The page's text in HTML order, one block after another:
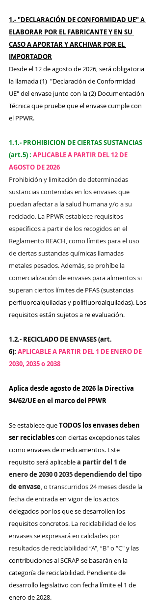
1.- "DECLARACIÓN DE CONFORMIDAD UE" A
ELABORAR POR EL FABRICANTE Y EN SU
CASO A APORTAR Y ARCHIVAR POR EL
IMPORTADOR
Desde el 12 de agosto de 2026, será obligatoria
la llamada (1)  "Declaración de Conformidad
UE" del envase junto con la (2) Documentación
Técnica que pruebe que el envase cumple con
el PPWR.
1.1.- PROHIBICION DE CIERTAS SUSTANCIAS
(art.5) : APLICABLE A PARTIR DEL 12 DE
AGOSTO DE 2026
Prohibición y limitación de determinadas
sustancias contenidas en los envases que
puedan afectar a la salud humana y/o a su
reciclado. La PPWR establece requisitos
específicos a partir de los recogidos en el
Reglamento REACH, como límites para el uso
de ciertas sustancias químicas llamadas
metales pesados. Además, se prohíbe la
comercialización de envases para alimentos si
superan ciertos límites de PFAS (sustancias
perfluoroalquiladas y polifluoroalquiladas). Los
requisitos están sujetos a re evaluación.
1.2.- RECICLADO DE ENVASES (art.
6): APLICABLE A PARTIR DEL 1 DE ENERO DE
2030, 2035 o 2038
Aplica desde agosto de 2026 la Directiva
94/62/UE en el marco del PPWR
Se establece que TODOS los envases deben
ser reciclables con ciertas excepciones tales
como envases de medicamentos. Este
requisito será aplicable a partir del 1 de
enero de 2030 0 2035 dependiendo del tipo
de envase , o transcurridos 24 meses desde la
fecha de entrada en vigor de los actos
delegados por los que se desarrollen los
requisitos concretos. La reciclabilidad de los
envases se expresará en calidades por
resultados de reciclabilidad “A", “B" o “C" y las
contribuciones al SCRAP se basarán en la
categoría de reciclabilidad. Pendiente de
desarrollo legislativo con fecha límite el 1 de
enero de 2028.